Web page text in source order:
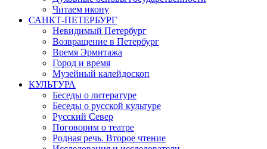
Читаем икону
САНКТ-ПЕТЕРБУРГ
Невидимый Петербург
Возвращение в Петербург
Время Эрмитажа
Город и время
Музейный калейдоскоп
КУЛЬТУРА
Беседы о литературе
Беседы о русской культуре
Русский Север
Поговорим о театре
Родная речь. Второе чтение